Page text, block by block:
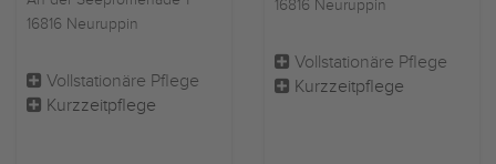
16816 Neuruppin
Vollstationäre Pflege
Kurzzeitpflege
16816 Neuruppin
Vollstationäre Pflege
Kurzzeitpflege